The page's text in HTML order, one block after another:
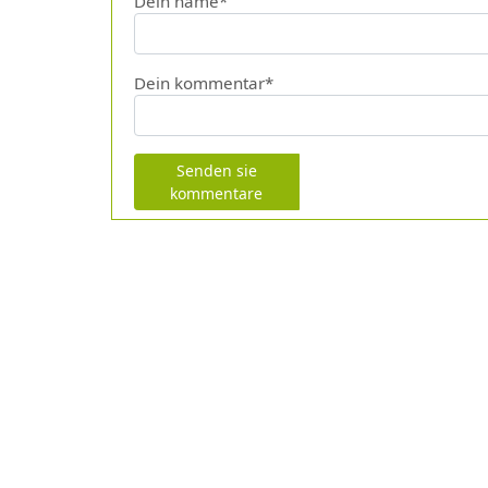
Dein kommentar*
Senden sie
kommentare